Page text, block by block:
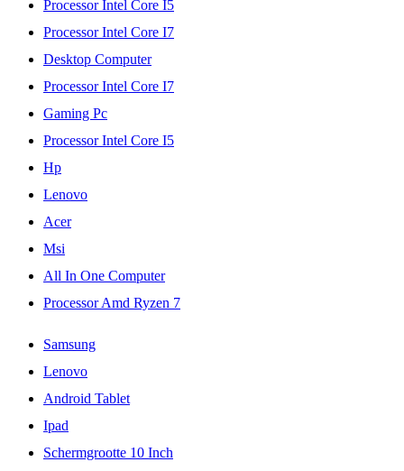
Processor Intel Core I5
Processor Intel Core I7
Desktop Computer
Processor Intel Core I7
Gaming Pc
Processor Intel Core I5
Hp
Lenovo
Acer
Msi
All In One Computer
Processor Amd Ryzen 7
Samsung
Lenovo
Android Tablet
Ipad
Schermgrootte 10 Inch